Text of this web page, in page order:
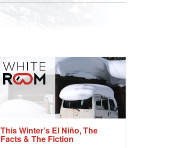
This Winter’s El Niño, The
Facts & The Fiction